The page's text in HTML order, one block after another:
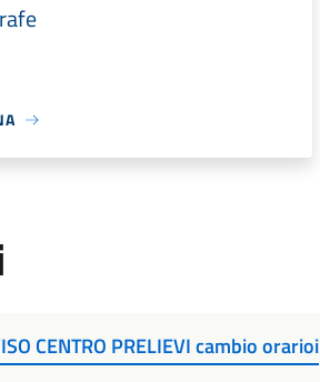
CENTRO PRELIEVI cambio orarioi